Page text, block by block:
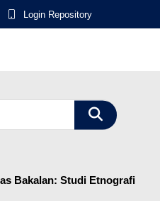
Login Repository
Bakalan: Studi Etnografi